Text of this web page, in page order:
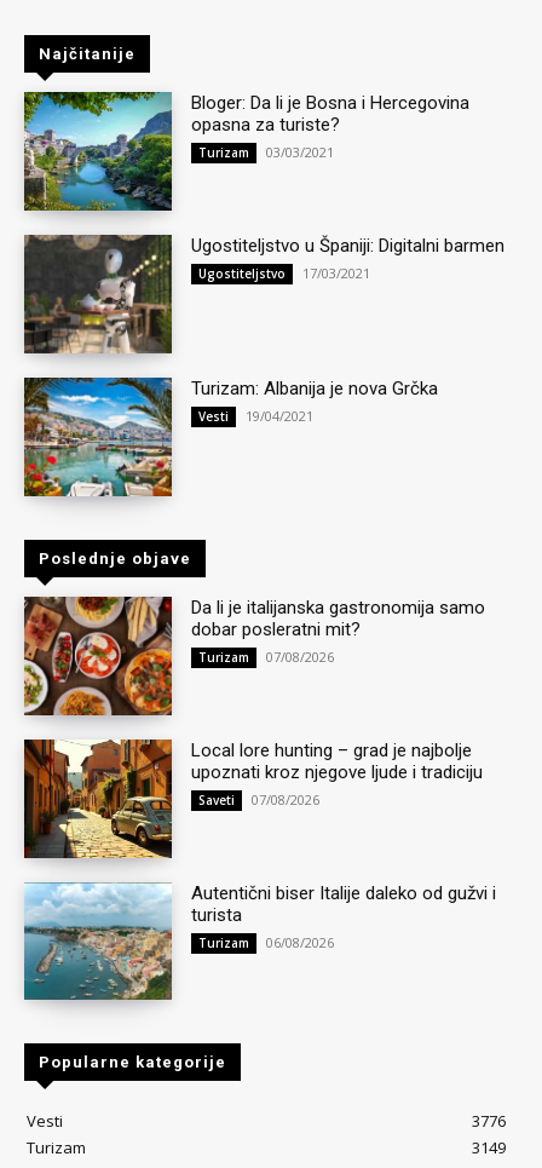
Najčitanije
Bloger: Da li je Bosna i Hercegovina
opasna za turiste?
Turizam 03/03/2021
Ugostiteljstvo u Španiji: Digitalni barmen
Ugostiteljstvo 17/03/2021
Turizam: Albanija je nova Grčka
Vesti 19/04/2021
Poslednje objave
Da li je italijanska gastronomija samo
dobar posleratni mit?
Turizam 07/08/2026
Local lore hunting – grad je najbolje
upoznati kroz njegove ljude i tradiciju
Saveti 07/08/2026
Autentični biser Italije daleko od gužvi i
turista
Turizam 06/08/2026
Popularne kategorije
Vesti
3776
Turizam
3149